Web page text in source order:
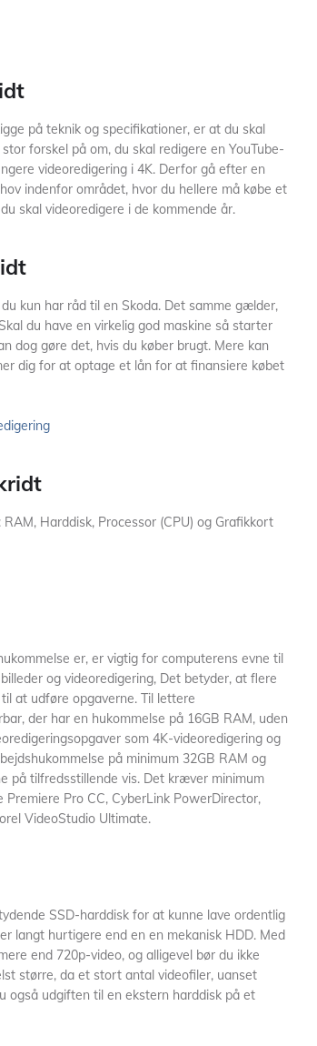
på teknik og specifikationer, er at du skal
forskel på om, du skal redigere en YouTube-
videoredigering i 4K. Derfor gå efter en
indenfor området, hvor du hellere må købe et
skal videoredigere i de kommende år.
kun har råd til en Skoda. Det samme gælder,
du have en virkelig god maskine så starter
dog gøre det, hvis du køber brugt. Mere kan
dig for at optage et lån for at finansiere købet
Harddisk, Processor (CPU) og Grafikkort
er, er vigtig for computerens evne til
og videoredigering, Det betyder, at flere
at udføre opgaverne. Til lettere
der har en hukommelse på 16GB RAM, uden
som 4K-videoredigering og
på minimum 32GB RAM og
på tilfredsstillende vis. Det kræver minimum
Pro CC, CyberLink PowerDirector,
VideoStudio Ultimate.
SSD-harddisk for at kunne lave ordentlig
langt hurtigere end en en mekanisk HDD. Med
end 720p-video, og alligevel bør du ikke
større, da et stort antal videofiler, uanset
også udgiften til en ekstern harddisk på et